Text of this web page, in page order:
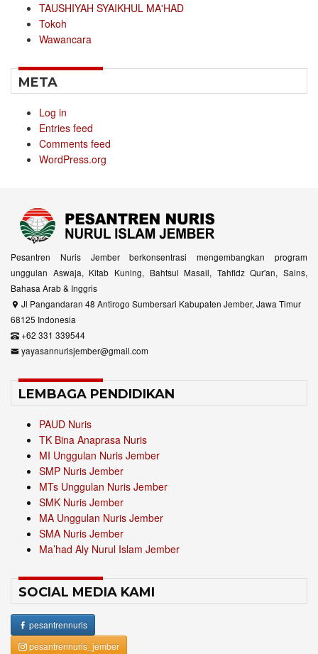
TAUSHIYAH SYAIKHUL MA'HAD
Tokoh
Wawancara
META
Log in
Entries feed
Comments feed
WordPress.org
Pesantren Nuris Jember berkonsentrasi mengembangkan program
unggulan Aswaja, Kitab Kuning, Bahtsul Masail, Tahfidz Qur'an, Sains,
Bahasa Arab & Inggris
Jl Pangandaran 48 Antirogo Sumbersari Kabupaten Jember, Jawa Timur
68125 Indonesia
+62 331 339544
yayasannurisjember@gmail.com
LEMBAGA PENDIDIKAN
PAUD Nuris
TK Bina Anaprasa Nuris
MI Unggulan Nuris Jember
SMP Nuris Jember
MTs Unggulan Nuris Jember
SMK Nuris Jember
MA Unggulan Nuris Jember
SMA Nuris Jember
Ma’had Aly Nurul Islam Jember
SOCIAL MEDIA KAMI
pesantrennuris
pesantrennuris_jember